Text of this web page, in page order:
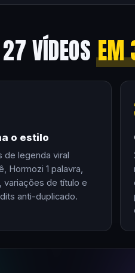
27 VÍDEOSEM
o estilo
de legenda viral
Hormozi 1 palavra,
variações de título e
anti-duplicado.